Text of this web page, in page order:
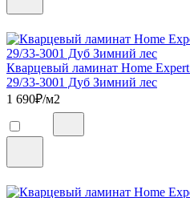
Кварцевый ламинат Home
29/33-3001 Дуб Зимний лес
1 690₽/м2